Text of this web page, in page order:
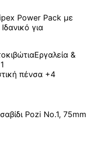
Power Pack με
για
Εργαλεία &
πένσα +4
Pozi No.1, 75mm